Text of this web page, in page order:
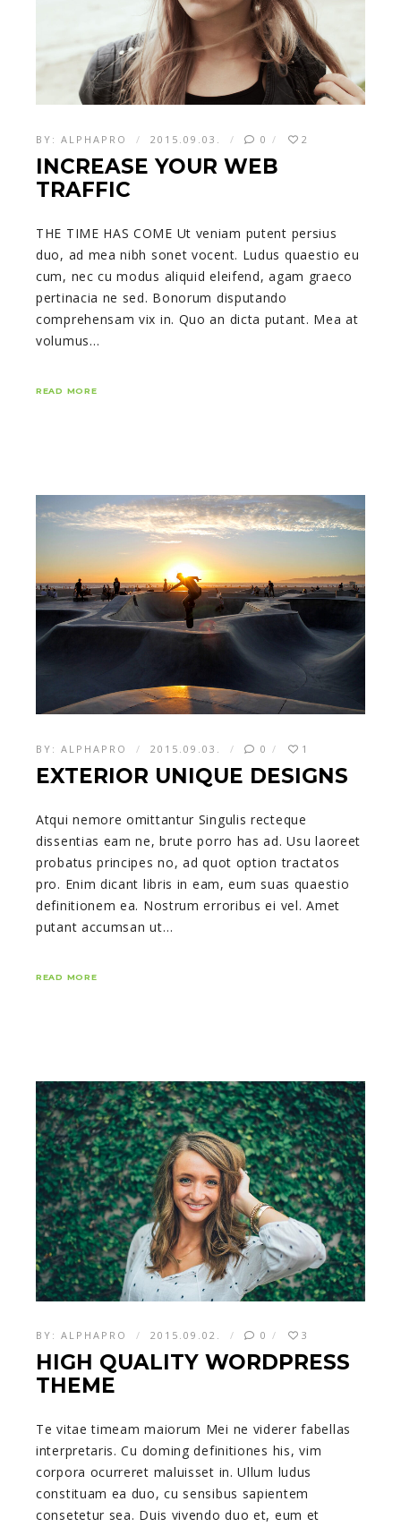
BY: ALPHAPRO 2015.09.03. 0 2
INCREASE YOUR WEB
TRAFFIC
THE TIME HAS COME Ut veniam putent persius
duo, ad mea nibh sonet vocent. Ludus quaestio eu
cum, nec cu modus aliquid eleifend, agam graeco
pertinacia ne sed. Bonorum disputando
comprehensam vix in. Quo an dicta putant. Mea at
volumus…
READ MORE
BY: ALPHAPRO 2015.09.03. 0 1
EXTERIOR UNIQUE DESIGNS
Atqui nemore omittantur Singulis recteque
dissentias eam ne, brute porro has ad. Usu laoreet
probatus principes no, ad quot option tractatos
pro. Enim dicant libris in eam, eum suas quaestio
definitionem ea. Nostrum erroribus ei vel. Amet
putant accumsan ut…
READ MORE
BY: ALPHAPRO 2015.09.02. 0 3
HIGH QUALITY WORDPRESS
THEME
Te vitae timeam maiorum Mei ne viderer fabellas
interpretaris. Cu doming definitiones his, vim
corpora ocurreret maluisset in. Ullum ludus
constituam ea duo, cu sensibus sapientem
consetetur sea. Duis vivendo duo et, eum et